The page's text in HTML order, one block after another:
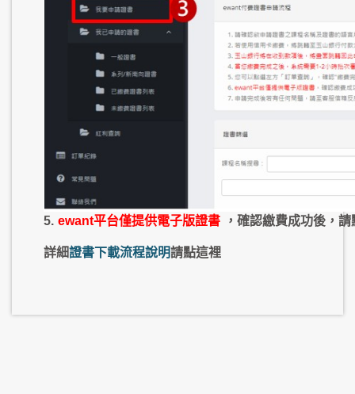
5. ewant平台僅提供電子版證書 ，確認繳費成功後，
詳細證書下載流程說明請點這裡